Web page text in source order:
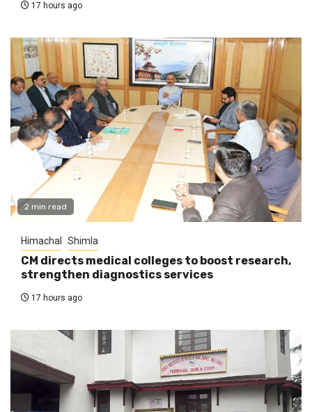
17 hours ago
2 min read
Himachal Shimla
CM directs medical colleges to boost research,
strengthen diagnostics services
17 hours ago